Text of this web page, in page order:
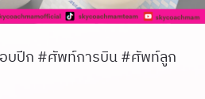
บปีก #ศัพท์การบิน #ศัพท์ลูก